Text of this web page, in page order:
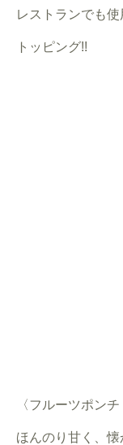
レストランでも
トッピング!!
〈フルーツポン
ほんのり甘く、